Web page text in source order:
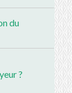
du
?